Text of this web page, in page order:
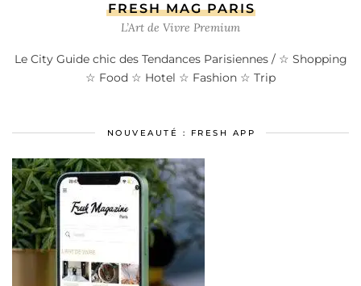
FRESH MAG PARIS
L’Art de Vivre Premium
Le City Guide chic des Tendances Parisiennes / ☆ Shopping
☆ Food ☆ Hotel ☆ Fashion ☆ Trip
NOUVEAUTÉ : FRESH APP